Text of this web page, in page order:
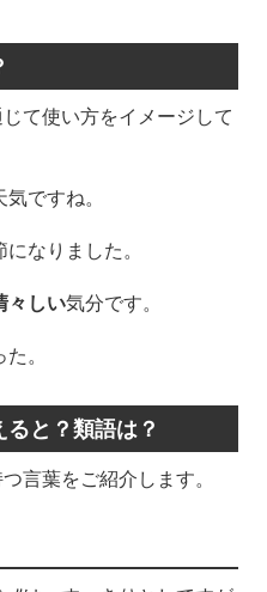
て使い方をイメージして
気ですね。
になりました。
々しい気分です。
。
ると？類語は？
言葉をご紹介します。